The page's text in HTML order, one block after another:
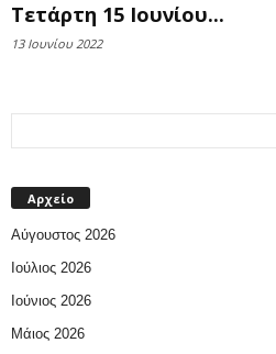
Τετάρτη 15 Ιουνίου...
13 Ιουνίου 2022
Αρχείο
Αύγουστος 2026
Ιούλιος 2026
Ιούνιος 2026
Μάιος 2026